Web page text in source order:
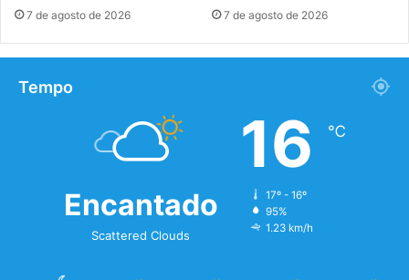
7 de agosto de 2026 7 de agosto de 2026
Tempo
Encantado
Scattered Clouds
16 ℃
17º - 16º
95%
1.23 km/h